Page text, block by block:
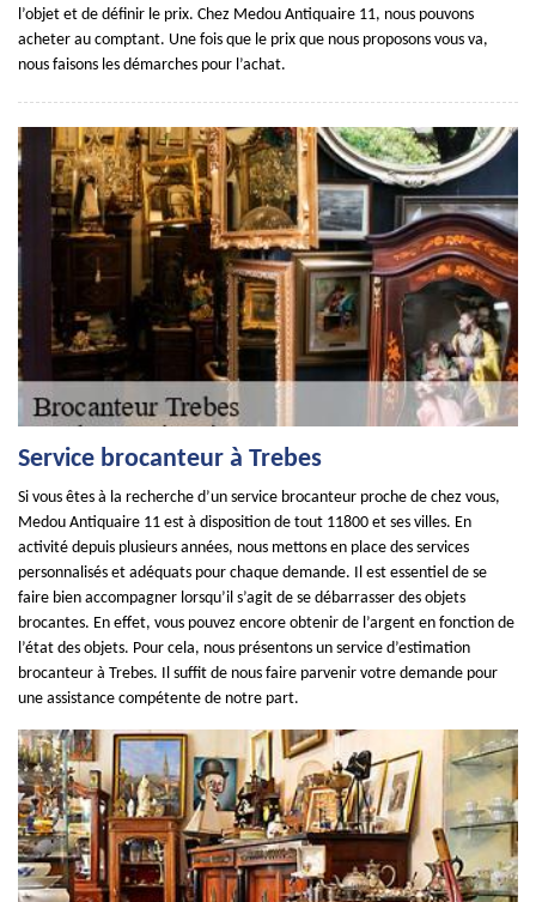
l’objet et de définir le prix. Chez Medou Antiquaire 11, nous pouvons
acheter au comptant. Une fois que le prix que nous proposons vous va,
nous faisons les démarches pour l’achat.
Service brocanteur à Trebes
Si vous êtes à la recherche d’un service brocanteur proche de chez vous,
Medou Antiquaire 11 est à disposition de tout 11800 et ses villes. En
activité depuis plusieurs années, nous mettons en place des services
personnalisés et adéquats pour chaque demande. Il est essentiel de se
faire bien accompagner lorsqu’il s’agit de se débarrasser des objets
brocantes. En effet, vous pouvez encore obtenir de l’argent en fonction de
l’état des objets. Pour cela, nous présentons un service d’estimation
brocanteur à Trebes. Il suffit de nous faire parvenir votre demande pour
une assistance compétente de notre part.